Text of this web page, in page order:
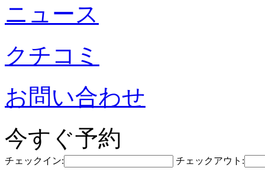
ニュース
クチコミ
お問い合わせ
今すぐ予約
チェックイン: チェックアウト: